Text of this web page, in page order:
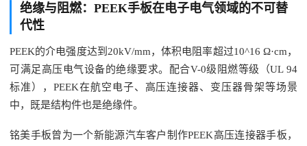
绝缘与阻燃：PEEK手板在电子电气领域的不可替
代性
PEEK的介电强度达到20kV/mm，体积电阻率超过10^16 Ω·cm，
可满足高压电气设备的绝缘要求。配合V-0级阻燃等级（UL 94
标准），PEEK在航空电子、高压连接器、变压器骨架等场景
中，既是结构件也是绝缘件。
铭美手板曾为一个新能源汽车客户制作PEEK高压连接器手板，